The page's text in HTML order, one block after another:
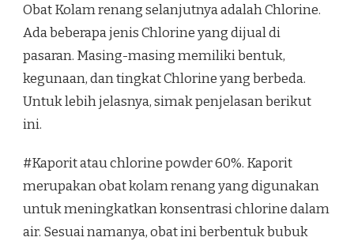
Obat Kolam renang selanjutnya adalah Chlorine.
Ada beberapa jenis Chlorine yang dijual di
pasaran. Masing-masing memiliki bentuk,
kegunaan, dan tingkat Chlorine yang berbeda.
Untuk lebih jelasnya, simak penjelasan berikut
ini.
#Kaporit atau chlorine powder 60%. Kaporit
merupakan obat kolam renang yang digunakan
untuk meningkatkan konsentrasi chlorine dalam
air. Sesuai namanya, obat ini berbentuk bubuk